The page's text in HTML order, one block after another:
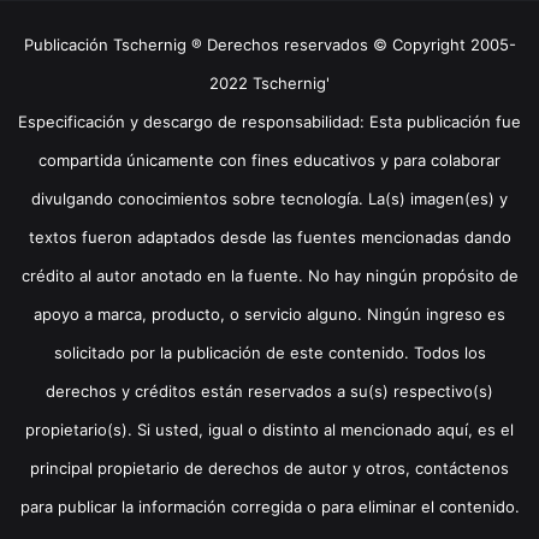
Publicación Tschernig ® Derechos reservados © Copyright 2005-
2022 Tschernig'
Especificación y descargo de responsabilidad: Esta publicación fue
compartida únicamente con fines educativos y para colaborar
divulgando conocimientos sobre tecnología. La(s) imagen(es) y
textos fueron adaptados desde las fuentes mencionadas dando
crédito al autor anotado en la fuente. No hay ningún propósito de
apoyo a marca, producto, o servicio alguno. Ningún ingreso es
solicitado por la publicación de este contenido. Todos los
derechos y créditos están reservados a su(s) respectivo(s)
propietario(s). Si usted, igual o distinto al mencionado aquí, es el
principal propietario de derechos de autor y otros, contáctenos
para publicar la información corregida o para eliminar el contenido.